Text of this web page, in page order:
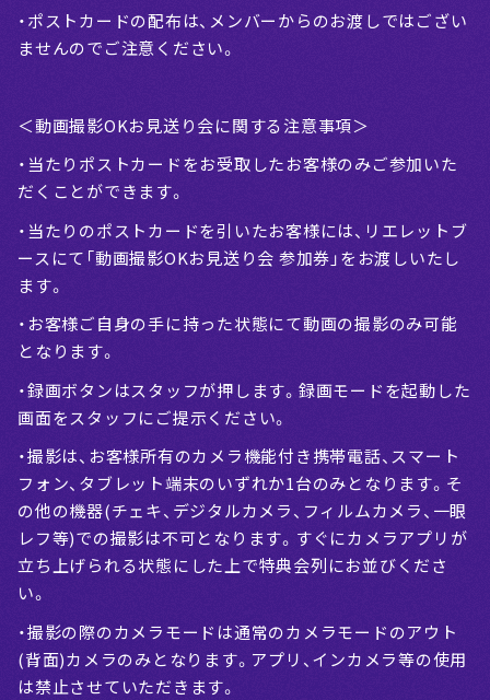
・ポストカードの配布は、メンバーからのお渡しではござい
ませんのでご注意ください。
＜動画撮影OKお見送り会に関する注意事項＞
・当たりポストカードをお受取したお客様のみご参加いた
だくことができます。
・当たりのポストカードを引いたお客様には、リエレットブ
ースにて「動画撮影OKお見送り会 参加券」をお渡しいたし
ます。
・お客様ご自身の手に持った状態にて動画の撮影のみ可能
となります。
・録画ボタンはスタッフが押します。録画モードを起動した
画面をスタッフにご提示ください。
・撮影は、お客様所有のカメラ機能付き携帯電話、スマート
フォン、タブレット端末のいずれか1台のみとなります。そ
の他の機器(チェキ、デジタルカメラ、フィルムカメラ、一眼
レフ等)での撮影は不可となります。すぐにカメラアプリが
立ち上げられる状態にした上で特典会列にお並びくださ
い。
・撮影の際のカメラモードは通常のカメラモードのアウト
(背面)カメラのみとなります。アプリ、インカメラ等の使用
は禁止させていただきます。